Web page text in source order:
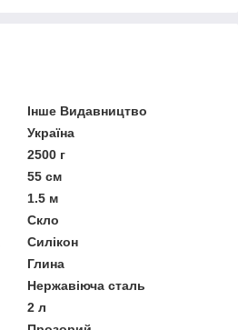
Інше Видавництво
Україна
2500 г
55 см
1.5 м
Скло
Силікон
Глина
Нержавіюча сталь
2 л